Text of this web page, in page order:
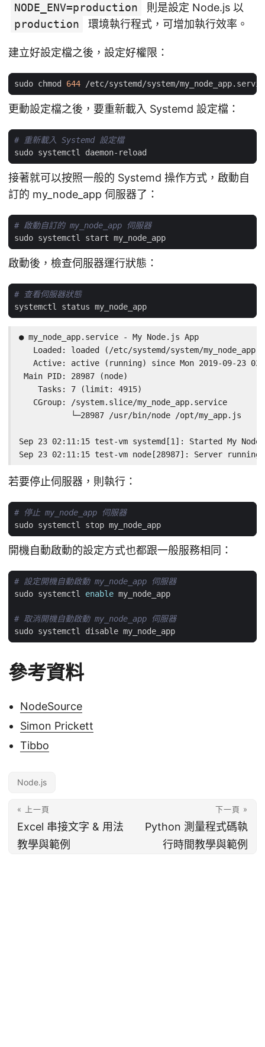
NODE_ENV=production
則是設定 Node.js 以
production
環境執行程式，可增加執行效率。
建立好設定檔之後，設定好權限：
sudo chmod 644
更動設定檔之後，要重新載入 Systemd 設定檔：
# 重新載入 Systemd 設定檔
接著就可以按照一般的 Systemd 操作方式，啟動自
訂的 my_node_app 伺服器了：
# 啟動自訂的 my_node_app 伺服器
啟動後，檢查伺服器運行狀態：
# 查看伺服器狀態
● my_node_app.service - My Node.js App
Loaded: loaded (/etc/systemd/system/
Active: active (running) since Mon 2019-09-23
Main PID: 28987 (node)
    Tasks: 7 (limit: 4915)
   CGroup: /system.slice/my_node_app.service
           └─28987 /usr/bin/node /opt/my_app.js
Sep 23 02:11:15 test-vm systemd[1]: Started My
Sep 23 02:11:15 test-vm node[28987]: Server
若要停止伺服器，則執行：
# 停止 my_node_app 伺服器
開機自動啟動的設定方式也都跟一般服務相同：
# 設定開機自動啟動 my_node_app 伺服器
sudo systemctl enable
# 取消開機自動啟動 my_node_app 伺服器
參考資料
NodeSource
Simon Prickett
Tibbo
Node.js
« 上一頁
Excel 串接文字 & 用法
教學與範例
下一頁 »
Python 測量程式碼執
行時間教學與範例